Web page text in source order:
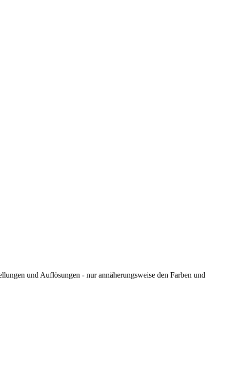
und Auflösungen - nur annäherungsweise den Farben und